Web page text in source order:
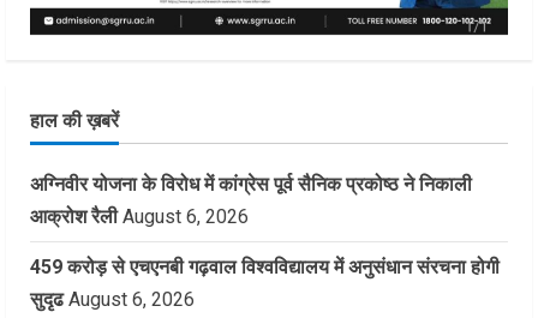
हाल की ख़बरें
अग्निवीर योजना के विरोध में कांग्रेस पूर्व सैनिक प्रकोष्ठ ने निकाली
आक्रोश रैली August 6, 2026
459 करोड़ से एचएनबी गढ़वाल विश्वविद्यालय में अनुसंधान संरचना होगी
सुदृढ August 6, 2026